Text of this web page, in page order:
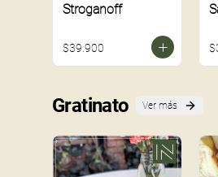
Stroganoff
$39.900
Gratinato Ver más